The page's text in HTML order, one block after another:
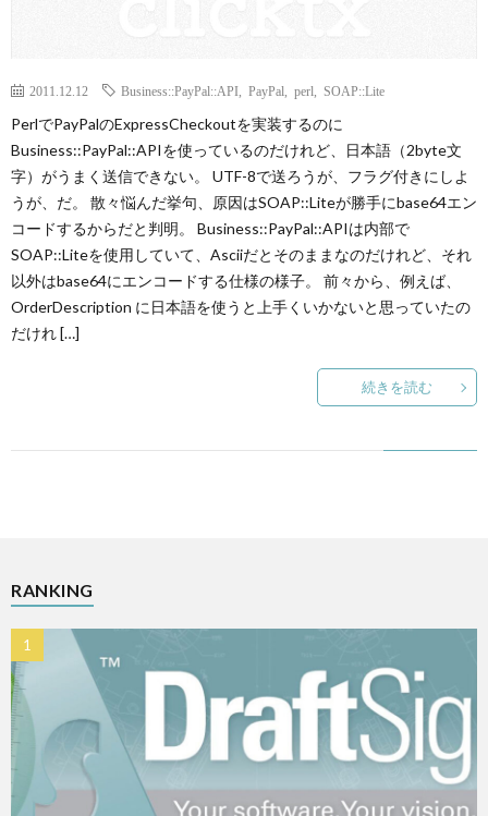
2011.12.12 Business::PayPal::API PayPal perl SOAP::Lite
PerlでPayPalのExpressCheckoutを実装するのに
Business::PayPal::APIを使っているのだけれど、日本語（2byte文
字）がうまく送信できない。 UTF-8で送ろうが、フラグ付きにしよ
うが、だ。 散々悩んだ挙句、原因はSOAP::Liteが勝手にbase64エン
コードするからだと判明。 Business::PayPal::APIは内部で
SOAP::Liteを使用していて、Asciiだとそのままなのだけれど、それ
以外はbase64にエンコードする仕様の様子。 前々から、例えば、
OrderDescription に日本語を使うと上手くいかないと思っていたの
だけれ […]
続きを読む
RANKING